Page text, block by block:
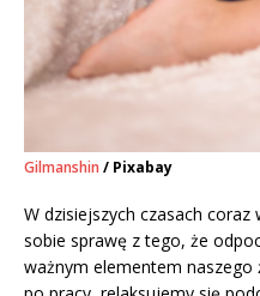
Gilmanshin / Pixabay
W dzisiejszych czasach
sobie sprawę z tego, że
ważnym elementem naszego